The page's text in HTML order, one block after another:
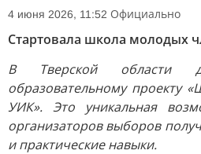
4 июня 2026, 11:52 Официально
Стартовала школа молодых
В Тверской области
образовательному проекту
УИК». Это уникальная
организаторов выборов
и практические навыки.